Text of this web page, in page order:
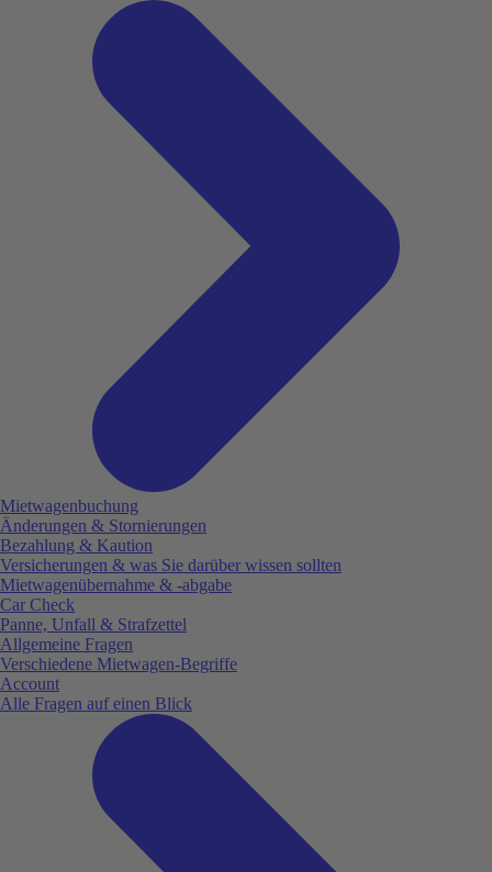
Mietwagenbuchung
Änderungen & Stornierungen
Bezahlung & Kaution
Versicherungen & was Sie darüber wissen sollten
Mietwagenübernahme & -abgabe
Car Check
Panne, Unfall & Strafzettel
Allgemeine Fragen
Verschiedene Mietwagen-Begriffe
Account
Alle Fragen auf einen Blick